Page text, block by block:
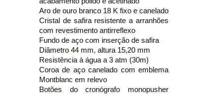
Aro de ouro branco 18 K fixo e canelado
Cristal de safira resistente a arranhões
com revestimento antirreflexo
Fundo de aço com inserção de safira
Diâmetro 44 mm, altura 15,20 mm
Resistência à água a 3 atm (30m)
Coroa de aço canelado com emblema
Montblanc em relevo
Botões do cronógrafo monopusher